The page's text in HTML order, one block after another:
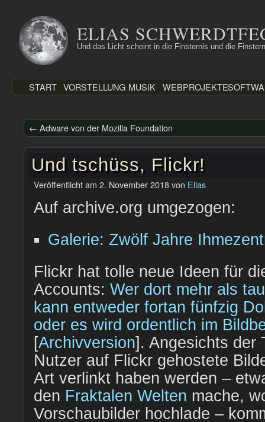
Inhalt
springen
ELIAS
Und das Licht scheint in die Finsternis und die
START VORSTELLUNG MUSIK WEBPROJEKTE
← Adware von der Mozilla Foundation
Und tschüss, Flickr!
Veröffentlicht am 2. November 2018von Elias
Auf archive.org umgezogen:
Galerie: Zwölf Jahre
Flickr hat tolle neue Ideen für
Accounts: Wer dort mehr als
kann entweder fortan fünfzig
oder es wird ordentlich im
[Archivversion]. Angesichts der
Nutzer auf Flickr gehostete
Art verlinkt haben werden –
den Fraktalen Welten mache,
Vorschaubilder hochlade –